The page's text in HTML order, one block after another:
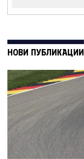
НОВИ ПУБЛИКАЦИИ